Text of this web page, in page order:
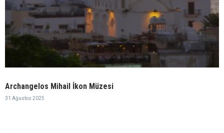
Archangelos Mihail İkon Müzesi
31 Ağustos 2025